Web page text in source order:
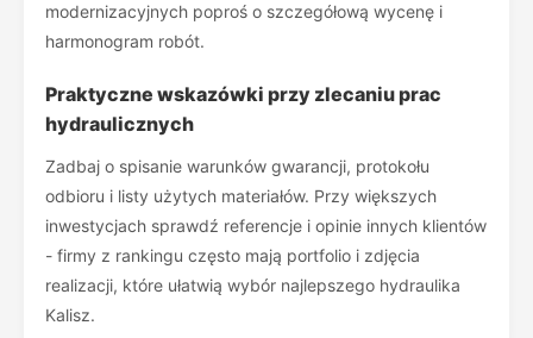
modernizacyjnych poproś o szczegółową wycenę i
harmonogram robót.
Praktyczne wskazówki przy zlecaniu prac
hydraulicznych
Zadbaj o spisanie warunków gwarancji, protokołu
odbioru i listy użytych materiałów. Przy większych
inwestycjach sprawdź referencje i opinie innych klientów
- firmy z rankingu często mają portfolio i zdjęcia
realizacji, które ułatwią wybór najlepszego hydraulika
Kalisz.